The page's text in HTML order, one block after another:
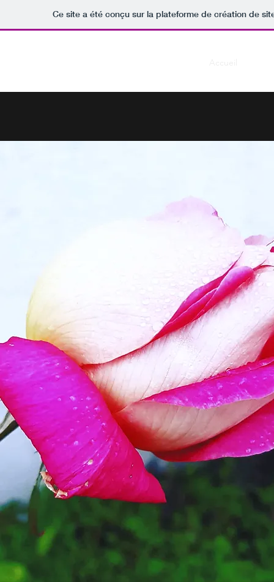
Ce site a été conçu sur la plateforme de création de